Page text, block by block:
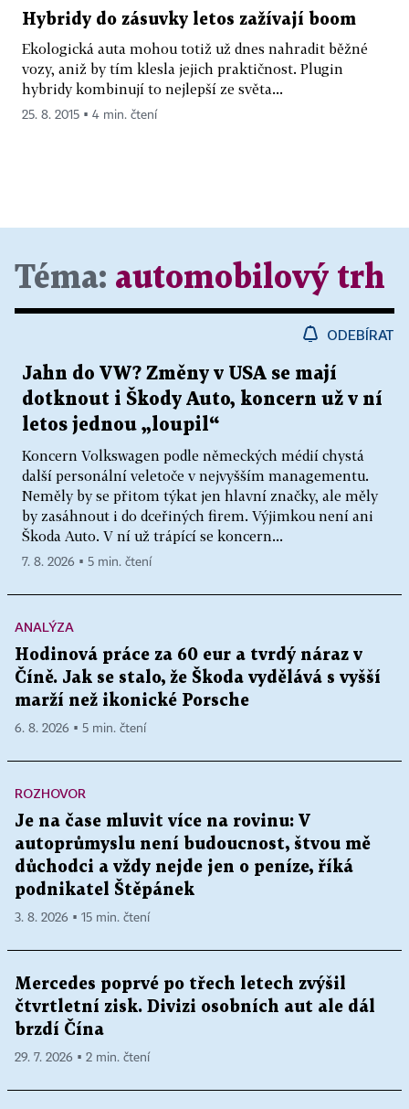
Hybridy do zásuvky letos zažívají boom
Ekologická auta mohou totiž už dnes nahradit běžné
vozy, aniž by tím klesla jejich praktičnost. Plugin
hybridy kombinují to nejlepší ze světa...
25. 8. 2015 ▪ 4 min. čtení
Téma: automobilový trh
ODEBÍRAT
Jahn do VW? Změny v USA se mají
dotknout i Škody Auto, koncern už v ní
letos jednou „loupil“
Koncern Volkswagen podle německých médií chystá
další personální veletoče v nejvyšším managementu.
Neměly by se přitom týkat jen hlavní značky, ale měly
by zasáhnout i do dceřiných firem. Výjimkou není ani
Škoda Auto. V ní už trápící se koncern...
7. 8. 2026 ▪ 5 min. čtení
ANALÝZA
Hodinová práce za 60 eur a tvrdý náraz v
Číně. Jak se stalo, že Škoda vydělává s vyšší
marží než ikonické Porsche
6. 8. 2026 ▪ 5 min. čtení
ROZHOVOR
Je na čase mluvit více na rovinu: V
autoprůmyslu není budoucnost, štvou mě
důchodci a vždy nejde jen o peníze, říká
podnikatel Štěpánek
3. 8. 2026 ▪ 15 min. čtení
Mercedes poprvé po třech letech zvýšil
čtvrtletní zisk. Divizi osobních aut ale dál
brzdí Čína
29. 7. 2026 ▪ 2 min. čtení